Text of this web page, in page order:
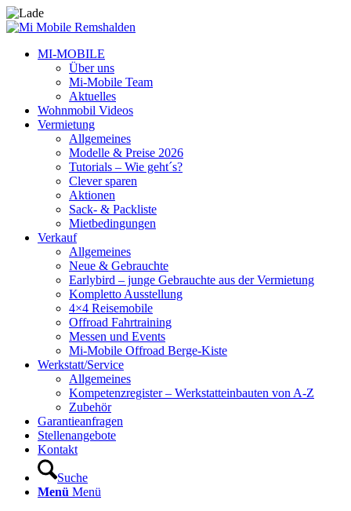
MI-MOBILE
Über uns
Mi-Mobile Team
Aktuelles
Wohnmobil Videos
Vermietung
Allgemeines
Modelle & Preise 2026
Tutorials – Wie geht´s?
Clever sparen
Aktionen
Sack- & Packliste
Mietbedingungen
Verkauf
Allgemeines
Neue & Gebrauchte
Earlybird – junge Gebrauchte aus der Vermietung
Kompletto Ausstellung
4×4 Reisemobile
Offroad Fahrtraining
Messen und Events
Mi-Mobile Offroad Berge-Kiste
Werkstatt/Service
Allgemeines
Kompetenzregister – Werkstatteinbauten von A-Z
Zubehör
Garantieanfragen
Stellenangebote
Kontakt
Suche
Menü Menü